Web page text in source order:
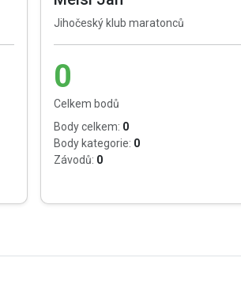
Jihočeský klub maratonců
0
Celkem bodů
Body celkem: 0
Body kategorie: 0
Závodů: 0